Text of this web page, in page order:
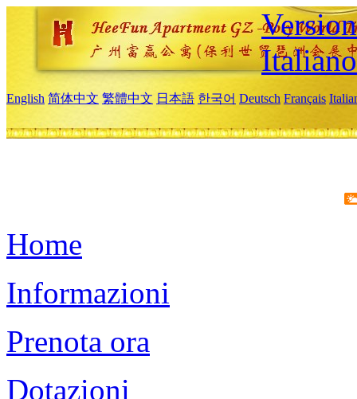
Italiano
English 简体中文 繁體中文 日本語 한국어 Deutsch Français
Home
Informazioni
Prenota ora
Dotazioni